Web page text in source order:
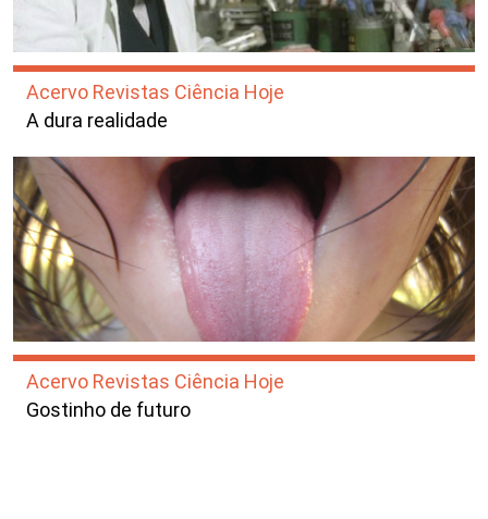
Acervo Revistas Ciência Hoje
A dura realidade
Acervo Revistas Ciência Hoje
Gostinho de futuro